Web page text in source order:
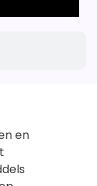
en